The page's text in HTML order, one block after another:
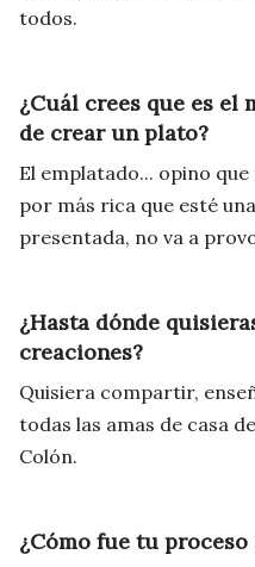
todos.
¿Cuál crees que es el
de crear un plato?
El emplatado... opino
por más rica que esté
presentada, no va a
¿Hasta dónde
creaciones?
Quisiera compartir,
todas las amas de casa
Colón.
¿Cómo fue tu